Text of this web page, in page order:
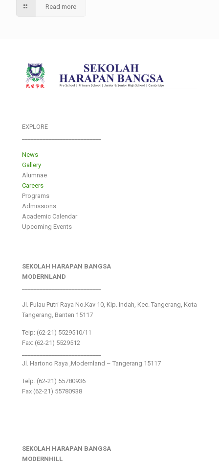
Read more
EXPLORE
News
Gallery
Alumnae
Careers
Programs
Admissions
Academic Calendar
Upcoming Events
SEKOLAH HARAPAN BANGSA
MODERNLAND
Jl. Pulau Putri Raya No.Kav 10, Klp. Indah, Kec. Tangerang, Kota
Tangerang, Banten 15117
Telp: (62-21) 5529510/11
Fax: (62-21) 5529512
Jl. Hartono Raya ,Modernland – Tangerang 15117
Telp. (62-21) 55780936
Fax (62-21) 55780938
SEKOLAH HARAPAN BANGSA
MODERNHILL